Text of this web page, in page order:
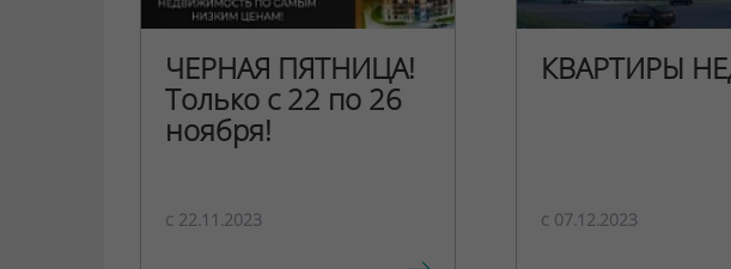
ЧЕРНАЯ ПЯТНИЦА!
Только с 22 по 26
ноября!
c 22.11.2023
КВАРТИРЫ
c 07.12.2023